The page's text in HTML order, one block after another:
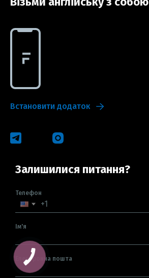
Встановити додаток
Залишилися питання?
Телефон
Ім'я
Електронна пошта